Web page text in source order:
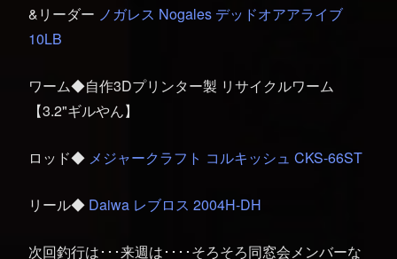
&リーダー ノガレス Nogales デッドオアアライブ
10LB
ワーム◆自作3Dプリンター製 リサイクルワーム
【3.2"ギルやん】
ロッド◆ メジャークラフト コルキッシュ CKS-66ST
リール◆ Daiwa レブロス 2004H-DH
次回釣行は･･･来週は････そろそろ同窓会メンバーな